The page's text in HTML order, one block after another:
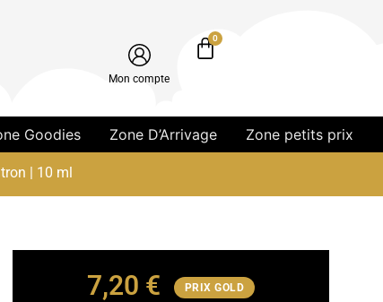
Mon compte
0
Goodies Zone D’Arrivage Zone petits prix
| 10 ml
7,20 € PRIX GOLD